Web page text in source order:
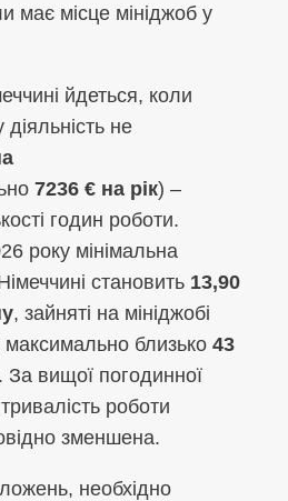
має місце мініджоб у
йдеться, коли
не
7236 € на рік) –
годин роботи.
року мінімальна
становить 13,90
, зайняті на мініджобі
близько 43
. За вищої погодинної
роботи
зменшена.
необхідно